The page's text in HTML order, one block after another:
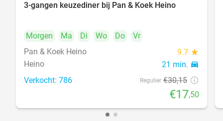
3-gangen keuzediner bij Pan & Koek Heino
Morgen Ma Di Wo Do
Vr
Pan & Koek Heino
9.7 star
Heino 21 min. directions_car
Verkocht: 786 Regulier €30,15
€17,50